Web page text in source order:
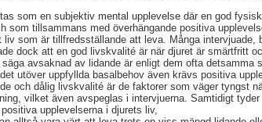
som en subjektiv mental upplevelse där en god
som tillsammans med överhängande positiva
liv som är tillfredsställande att leva. Många intervjuade,
dock att en god livskvalité är när djuret är smärtfritt
avsaknad av lidande är enligt dem ofta
utöver uppfyllda basalbehov även krävs positiva
och dålig livskvalité är de faktorer som väger tyngst
vilket även avspeglas i intervjuerna. Samtidigt
upplevelserna i djurets liv,